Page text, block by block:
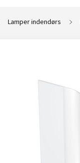
Lamper indendørs